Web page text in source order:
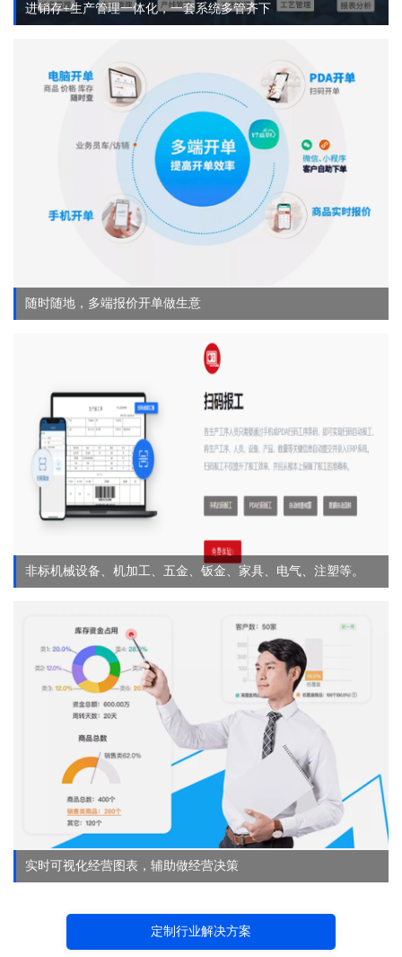
进销存+生产管理一体化，一套系统多管齐下
随时随地，多端报价开单做生意
非标机械设备、机加工、五金、钣金、家具、电气、注塑等。
实时可视化经营图表，辅助做经营决策
定制行业解决方案